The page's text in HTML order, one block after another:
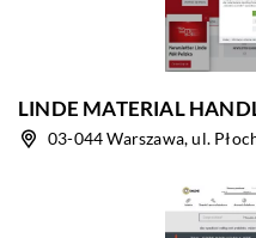
LINDE MATERIAL
03-044 Warszawa, ul.